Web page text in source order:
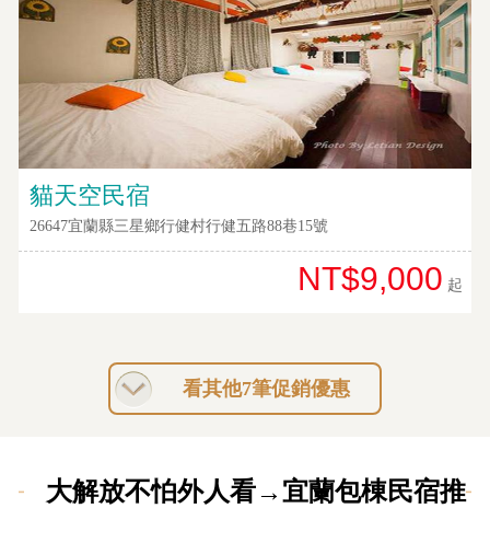
貓天空民宿
26647宜蘭縣三星鄉行健村行健五路88巷15號
NT$9,000 起
看其他7筆促銷優惠
大解放不怕外人看→宜蘭包棟民宿推